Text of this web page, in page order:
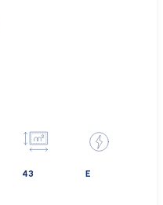
43 E